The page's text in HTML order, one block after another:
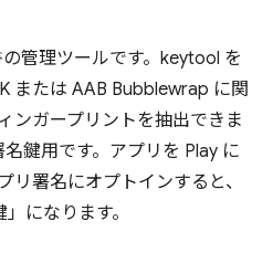
管理ツールです。keytool を
または AAB Bubblewrap に関
ンガープリントを抽出できま
鍵用です。アプリを Play に
リ署名にオプトインすると、
になります。